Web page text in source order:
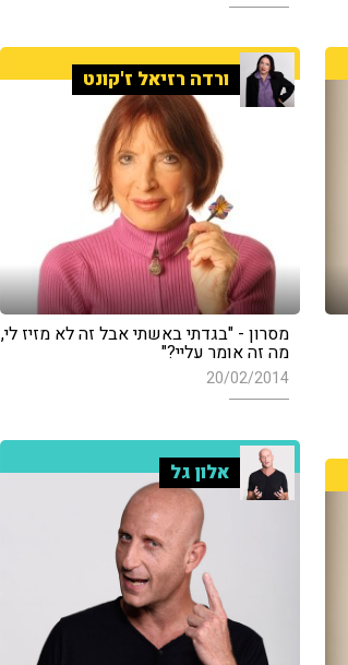
ורדה רזיאל ז'קונט
מסרון - "בגדתי באשתי אבל זה לא מזיז לי,
מה זה אומר עליי?"
20/02/2014
אלון גל